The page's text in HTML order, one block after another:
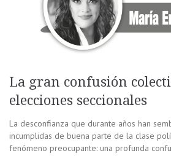
La gran confusión
elecciones seccionales
La desconfianza que durante años han
incumplidas de buena parte de la clase
fenómeno preocupante: una profunda